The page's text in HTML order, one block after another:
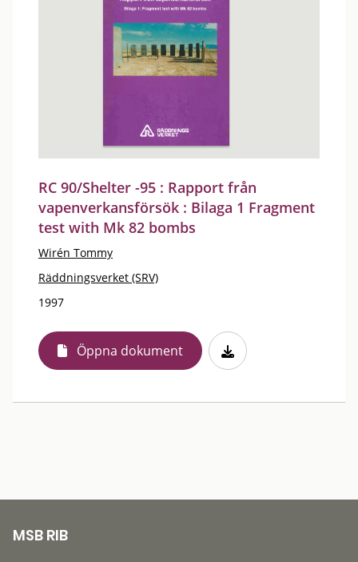
RC 90/Shelter -95 : Rapport från
vapenverkansförsök : Bilaga 1 Fragment
test with Mk 82 bombs
Wirén Tommy
Räddningsverket (SRV)
1997
Öppna dokument
MSB RIB